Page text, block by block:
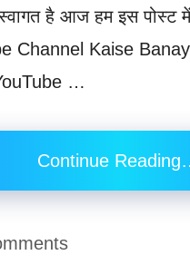
है आज हम इस पोस्ट
Channel Kaise
…
Continue